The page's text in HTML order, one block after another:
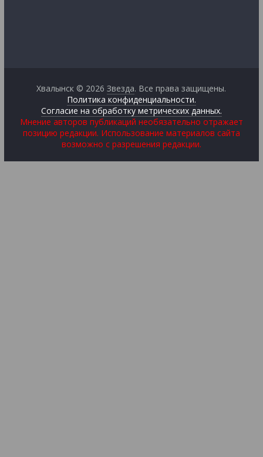
Хвалынск © 2026Звезда. Все права защищены.
Политика конфиденциальности.
Согласие на обработку метрических данных.
Мнение авторов публикаций необязательно отражает
позицию редакции. Использование материалов сайта
возможно с разрешения редакции.